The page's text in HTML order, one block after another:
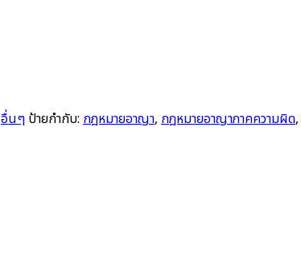
อื่นๆ ป้ายกำกับ: กฎหมายอาญา, กฎหมายอาญาภาคความผิด,